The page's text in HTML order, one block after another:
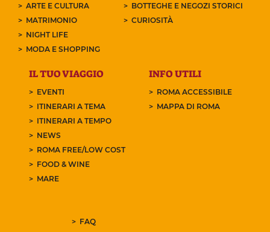
ARTE E CULTURA
MATRIMONIO
NIGHT LIFE
MODA E SHOPPING
BOTTEGHE E NEGOZI STORICI
CURIOSITÀ
IL TUO VIAGGIO
EVENTI
ITINERARI A TEMA
ITINERARI A TEMPO
NEWS
ROMA FREE/LOW COST
FOOD & WINE
MARE
INFO UTILI
ROMA ACCESSIBILE
MAPPA DI ROMA
FAQ